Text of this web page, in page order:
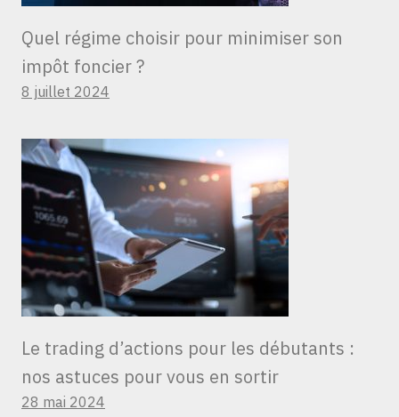
Quel régime choisir pour minimiser son
impôt foncier ?
8 juillet 2024
Le trading d’actions pour les débutants :
nos astuces pour vous en sortir
28 mai 2024